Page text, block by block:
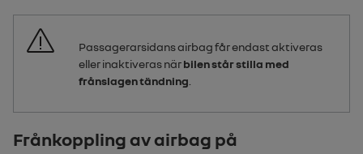
Passagerarsidansairbagfår endast aktiveras
eller inaktiveras närbilen står stilla med
frånslagen tändning
Frånkoppling av airbag på